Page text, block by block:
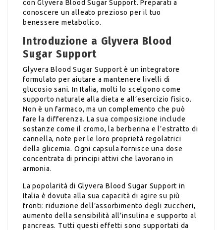
con Glyvera Blood Sugar Support. Preparati a
conoscere un alleato prezioso per il tuo
benessere metabolico.
Introduzione a Glyvera Blood
Sugar Support
Glyvera Blood Sugar Support è un integratore
formulato per aiutare a mantenere livelli di
glucosio sani. In Italia, molti lo scelgono come
supporto naturale alla dieta e all’esercizio fisico.
Non è un farmaco, ma un complemento che può
fare la differenza. La sua composizione include
sostanze come il cromo, la berberina e l’estratto di
cannella, note per le loro proprietà regolatrici
della glicemia. Ogni capsula fornisce una dose
concentrata di principi attivi che lavorano in
armonia.
La popolarità di Glyvera Blood Sugar Support in
Italia è dovuta alla sua capacità di agire su più
fronti: riduzione dell’assorbimento degli zuccheri,
aumento della sensibilità all’insulina e supporto al
pancreas. Tutti questi effetti sono supportati da